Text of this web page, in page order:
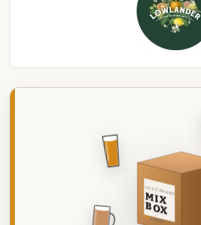
DEZE MAAND
MIX
BOX
8 BIEREN